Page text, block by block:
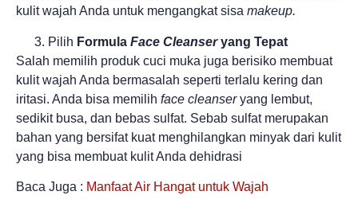
kulit wajah Anda untuk mengangkat sisa makeup.
Pilih Formula Face Cleanseryang Tepat
Salah memilih produk cuci muka juga berisiko membuat
kulit wajah Anda bermasalah seperti terlalu kering dan
iritasi. Anda bisa memilih face cleanseryang lembut,
sedikit busa, dan bebas sulfat. Sebab sulfat merupakan
bahan yang bersifat kuat menghilangkan minyak dari kulit
yang bisa membuat kulit Anda dehidrasi
Baca Juga : Manfaat Air Hangat untuk Wajah